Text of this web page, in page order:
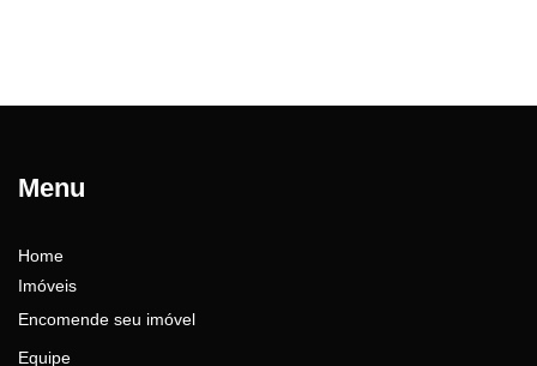
Menu
Home
Imóveis
Encomende seu imóvel
Equipe